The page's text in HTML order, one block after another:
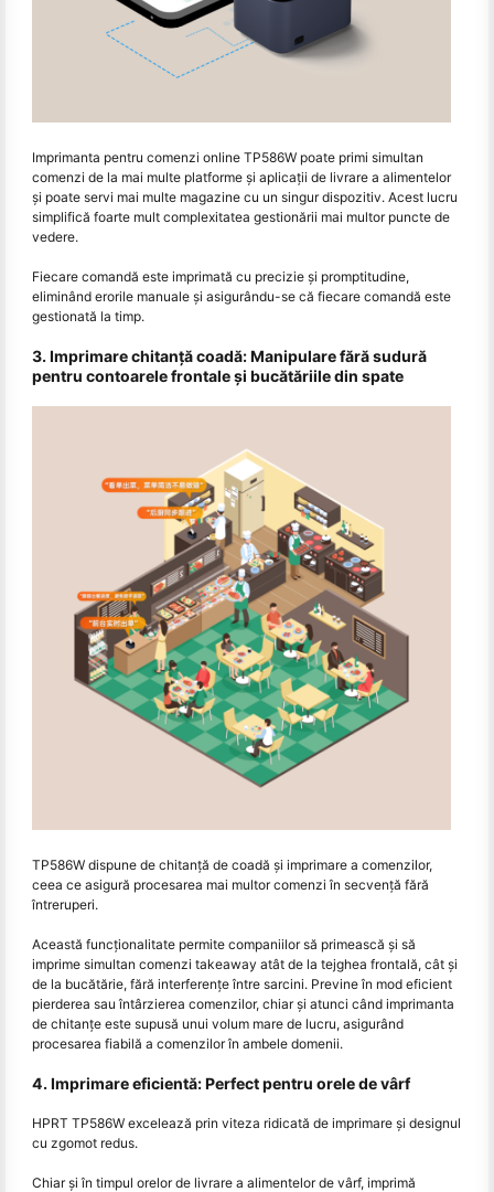
Imprimanta pentru comenzi online TP586W poate primi simultan
comenzi de la mai multe platforme și aplicații de livrare a alimentelor
și poate servi mai multe magazine cu un singur dispozitiv. Acest lucru
simplifică foarte mult complexitatea gestionării mai multor puncte de
vedere.
Fiecare comandă este imprimată cu precizie și promptitudine,
eliminând erorile manuale și asigurându-se că fiecare comandă este
gestionată la timp.
3. Imprimare chitanță coadă: Manipulare fără sudură
pentru contoarele frontale și bucătăriile din spate
TP586W dispune de chitanță de coadă și imprimare a comenzilor,
ceea ce asigură procesarea mai multor comenzi în secvență fără
întreruperi.
Această funcționalitate permite companiilor să primească și să
imprime simultan comenzi takeaway atât de la tejghea frontală, cât și
de la bucătărie, fără interferențe între sarcini. Previne în mod eficient
pierderea sau întârzierea comenzilor, chiar și atunci când imprimanta
de chitanțe este supusă unui volum mare de lucru, asigurând
procesarea fiabilă a comenzilor în ambele domenii.
4. Imprimare eficientă: Perfect pentru orele de vârf
HPRT TP586W excelează prin viteza ridicată de imprimare și designul
cu zgomot redus.
Chiar și în timpul orelor de livrare a alimentelor de vârf, imprimă